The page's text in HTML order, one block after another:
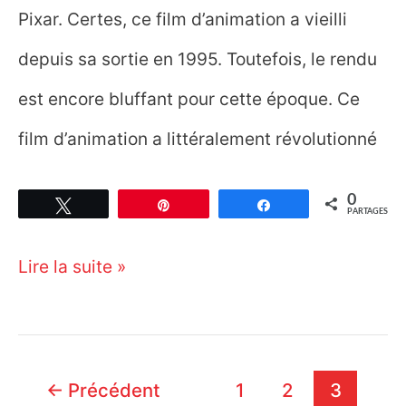
Pixar. Certes, ce film d’animation a vieilli
depuis sa sortie en 1995. Toutefois, le rendu
est encore bluffant pour cette époque. Ce
film d’animation a littéralement révolutionné
Partagez 0
PARTAGES
Image
fabuleuse
Lire la suite »
Pagination
← Précédent 1 2 3